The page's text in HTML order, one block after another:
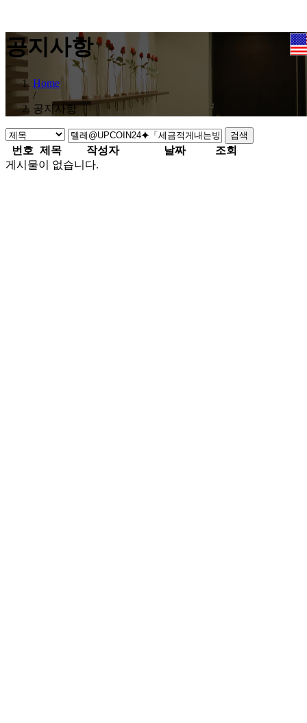
공지사항
Home
/
공지사항
검색
번호 제목 작성자 날짜
조회
게시물이 없습니다.